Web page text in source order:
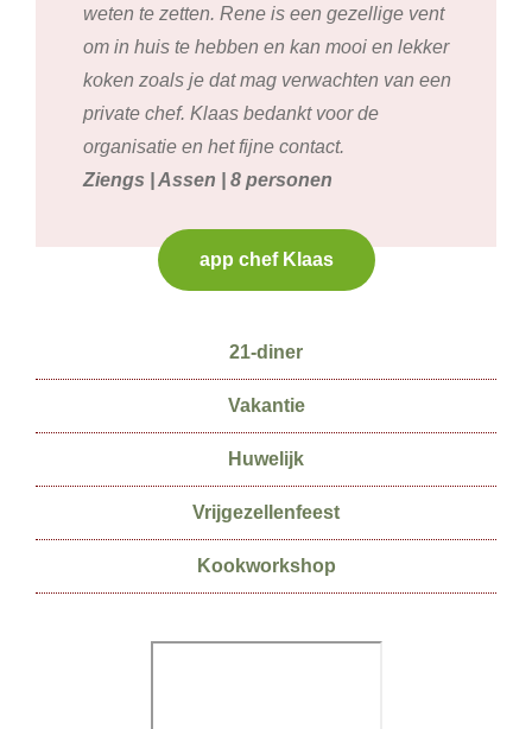
weten te zetten. Rene is een gezellige vent
om in huis te hebben en kan mooi en lekker
koken zoals je dat mag verwachten van een
private chef. Klaas bedankt voor de
organisatie en het fijne contact.
Ziengs | Assen | 8 personen
app chef Klaas
21-diner
Vakantie
Huwelijk
Vrijgezellenfeest
Kookworkshop